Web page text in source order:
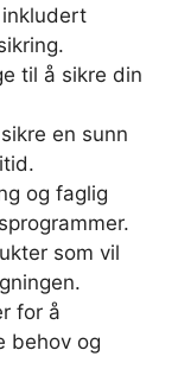
til å sikre din
en sunn
og faglig
som vil
for å
behov og